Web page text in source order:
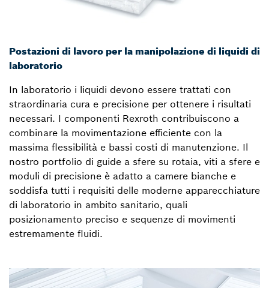
Postazioni di lavoro per la manipolazione di liquidi di
laboratorio
In laboratorio i liquidi devono essere trattati con
straordinaria cura e precisione per ottenere i risultati
necessari. I componenti Rexroth contribuiscono a
combinare la movimentazione efficiente con la
massima flessibilità e bassi costi di manutenzione. Il
nostro portfolio di guide a sfere su rotaia, viti a sfere e
moduli di precisione è adatto a camere bianche e
soddisfa tutti i requisiti delle moderne apparecchiature
di laboratorio in ambito sanitario, quali
posizionamento preciso e sequenze di movimenti
estremamente fluidi.